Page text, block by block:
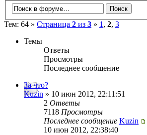
Тем: 64 » Страница 2 из 3 » 1 , 2, 3
Темы
Ответы
Просмотры
Последнее сообщение
За что?
Kuzin » 10 июн 2012, 22:11:51
2 Ответы
7118 Просмотры
Последнее сообщение Kuzin
10 июн 2012, 22:38:40